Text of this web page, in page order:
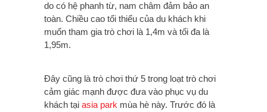
do có hệ phanh từ, nam châm đảm bảo an
toàn. Chiều cao tối thiểu của du khách khi
muốn tham gia trò chơi là 1,4m và tối đa là
1,95m.
Đây cũng là trò chơi thứ 5 trong loạt trò chơi
cảm giác mạnh được đưa vào phục vụ du
khách tại asia park mùa hè này. Trước đó là